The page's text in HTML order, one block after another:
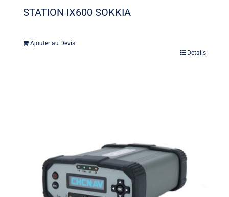
STATION IX600 SOKKIA
Ajouter au Devis
Détails